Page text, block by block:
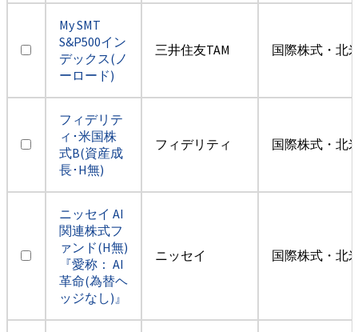
My SMT
S&P500イン
デックス(ノ
ーロード)
三井住友TAM 国際株式・北
フィデリテ
ィ･米国株
式B(資産成
長･H無)
フィデリティ 国際株式・北
ニッセイ AI
関連株式フ
ァンド(H無)
『愛称： AI
革命(為替ヘ
ッジなし)』
ニッセイ 国際株式・北